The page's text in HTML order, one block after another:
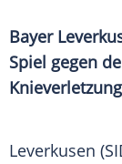
Bayer
Spiel gegen
Knieverletzung
Leverkusen